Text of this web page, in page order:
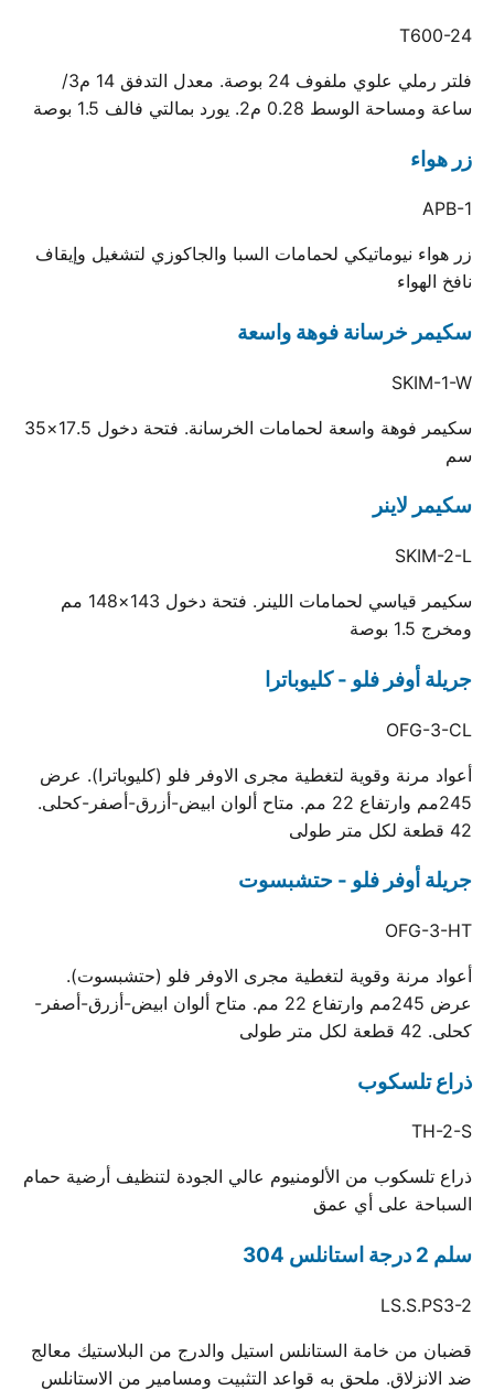
T600-24
فلتر رملي علوي ملفوف 24 بوصة. معدل التدفق 14 م3/
ساعة ومساحة الوسط 0.28 م2. يورد بمالتي فالف 1.5 بوصة
زر هواء
APB-1
زر هواء نيوماتيكي لحمامات السبا والجاكوزي لتشغيل وإيقاف
نافخ الهواء
سكيمر خرسانة فوهة واسعة
SKIM-1-W
سكيمر فوهة واسعة لحمامات الخرسانة. فتحة دخول 17.5×35
سم
سكيمر لاينر
SKIM-2-L
سكيمر قياسي لحمامات اللينر. فتحة دخول 143×148 مم
ومخرج 1.5 بوصة
جريلة أوفر فلو - كليوباترا
OFG-3-CL
أعواد مرنة وقوية لتغطية مجرى الاوفر فلو (كليوباترا). عرض
245مم وارتفاع 22 مم. متاح ألوان ابيض-أزرق-أصفر-كحلى.
42 قطعة لكل متر طولى
جريلة أوفر فلو - حتشبسوت
OFG-3-HT
أعواد مرنة وقوية لتغطية مجرى الاوفر فلو (حتشبسوت).
عرض 245مم وارتفاع 22 مم. متاح ألوان ابيض-أزرق-أصفر-
كحلى. 42 قطعة لكل متر طولى
ذراع تلسكوب
TH-2-S
ذراع تلسكوب من الألومنيوم عالي الجودة لتنظيف أرضية حمام
السباحة على أي عمق
سلم 2 درجة استانلس 304
LS.S.PS3-2
قضبان من خامة الستانلس استيل والدرج من البلاستيك معالج
ضد الانزلاق. ملحق به قواعد التثبيت ومسامير من الاستانلس